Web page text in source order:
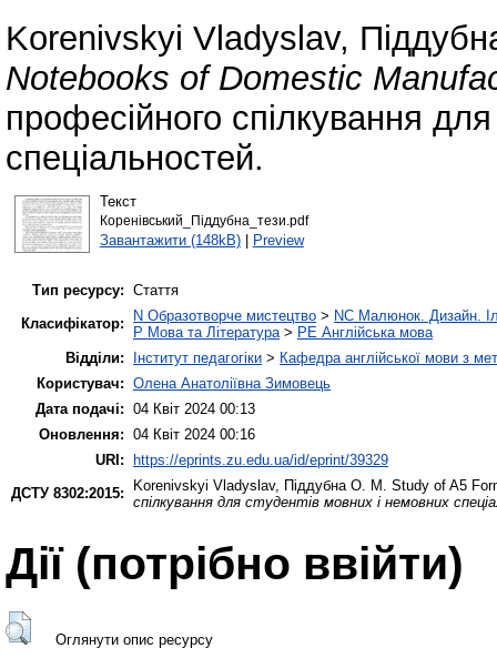
Korenivskyi Vladyslav,
Notebooks of Domestic
професійного спілкування
спеціальностей.
Текст
Коренівський_Піддубна_тези.pdf
Завантажити (148kB)| Preview
Тип ресурсу: Стаття
Класифікатор:
N Образотворче мистецтво > NC Малюнок. Дизайн.
P Мова та Література> PE Англійська мова
Відділи:
Інститут педагогіки > Кафедра англійської мови з
Користувач: Олена Анатоліївна Зимовець
Дата подачі: 04 Квіт 2024 00:13
Оновлення: 04 Квіт 2024 00:16
URI:
https://eprints.zu.edu.ua/id/eprint/39329
ДСТУ 8302:2015:
Korenivskyi Vladyslav, Піддубна О. М. Study of A5
спілкування для студентів мовних і немовних
Дії ​​(потрібно ввійти)
Оглянути опис ресурсу